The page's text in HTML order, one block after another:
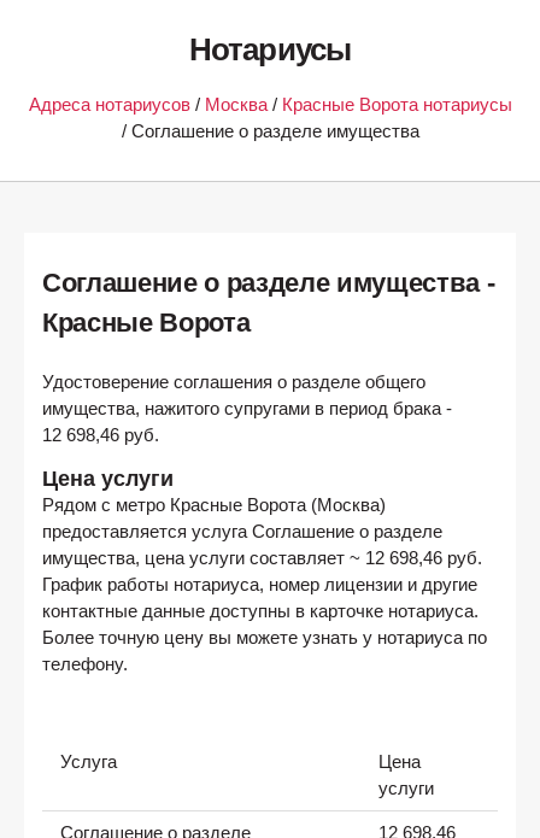
Нотариусы
Адреса нотариусов/ Москва/ Красные Ворота нотариусы
/ Соглашение о разделе имущества
Соглашение о разделе имущества -
Красные Ворота
Удостоверение соглашения о разделе общего
имущества, нажитого супругами в период брака -
12 698,46 руб.
Цена услуги
Рядом с метро Красные Ворота (Москва)
предоставляется услуга Соглашение о разделе
имущества, цена услуги составляет ~ 12 698,46 руб.
График работы нотариуса, номер лицензии и другие
контактные данные доступны в карточке нотариуса.
Более точную цену вы можете узнать у нотариуса по
телефону.
Услуга
Цена
услуги
Соглашение о разделе
12 698,46